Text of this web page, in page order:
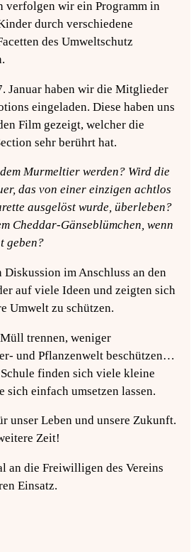
verfolgen wir ein Programm in
durch verschiedene
des Umweltschutz
Januar haben wir die Mitglieder
eingeladen. Diese haben uns
Film gezeigt, welcher die
sehr berührt hat.
Murmeltier werden? Wird die
das von einer einzigen achtlos
ausgelöst wurde, überleben?
Cheddar-Gänseblümchen, wenn
geben?
im Anschluss an den
auf viele Ideen und zeigten sich
Umwelt zu schützen.
trennen, weniger
und Pflanzenwelt beschützen…
finden sich viele kleine
sich einfach umsetzen lassen.
unser Leben und unsere Zukunft.
Zeit!
an die Freiwilligen des Vereins
Einsatz.